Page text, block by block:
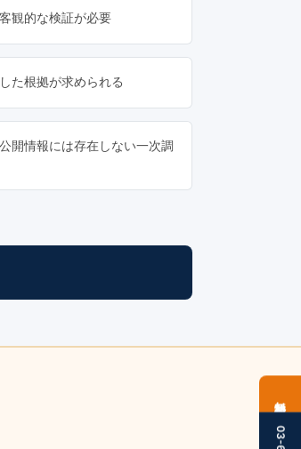
観的な検証が必要
た根拠が求められる
開情報には存在しない一次調